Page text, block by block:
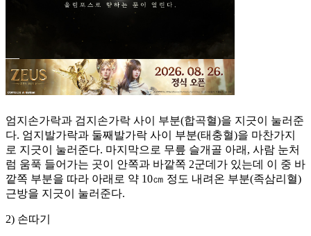
엄지손가락과 검지손가락 사이 부분(합곡혈)을 지긋이 눌러준
다. 엄지발가락과 둘째발가락 사이 부분(태충혈)을 마찬가지
로 지긋이 눌러준다. 마지막으로 무릎 슬개골 아래, 사람 눈처
럼 움푹 들어가는 곳이 안쪽과 바깥쪽 2군데가 있는데 이 중 바
깥쪽 부분을 따라 아래로 약 10㎝ 정도 내려온 부분(족삼리혈)
근방을 지긋이 눌러준다.
2) 손따기